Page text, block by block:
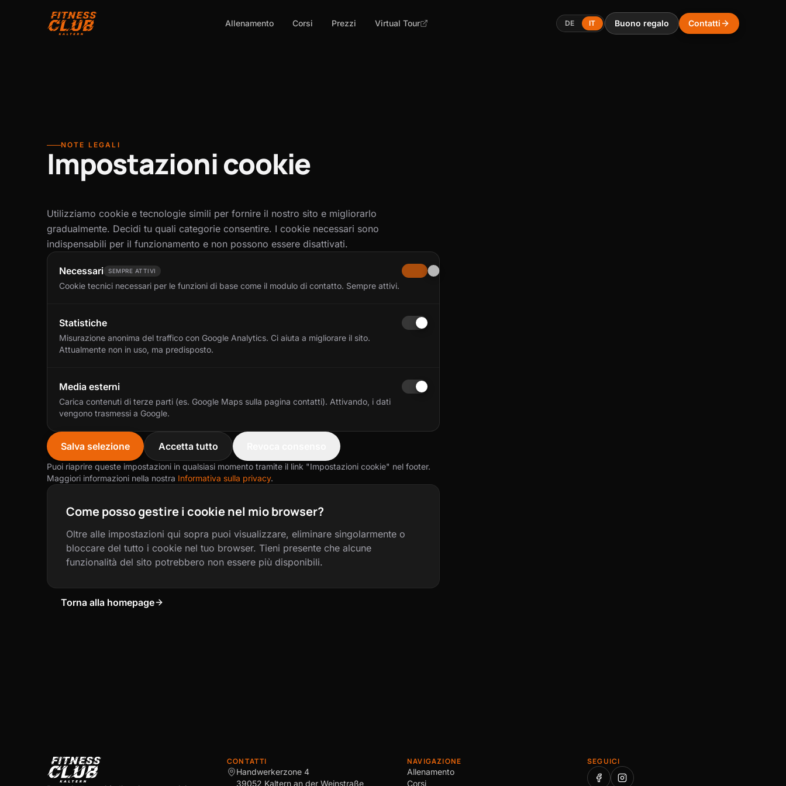
Allenamento Corsi Prezzi Virtual Tour DE IT Buono regalo Contatti
NOTE LEGALI
Impostazioni cookie
Utilizziamo cookie e tecnologie simili per fornire il nostro sito e migliorarlo
gradualmente. Decidi tu quali categorie consentire. I cookie necessari sono
indispensabili per il funzionamento e non possono essere disattivati.
Necessari SEMPRE ATTIVI
Cookie tecnici necessari per le funzioni di base come il modulo di contatto. Sempre attivi.
Statistiche
Misurazione anonima del traffico con Google Analytics. Ci aiuta a migliorare il sito.
Attualmente non in uso, ma predisposto.
Media esterni
Carica contenuti di terze parti (es. Google Maps sulla pagina contatti). Attivando, i dati
vengono trasmessi a Google.
Salva selezione Accetta tutto
Puoi riaprire queste impostazioni in qualsiasi momento tramite il link "Impostazioni cookie" nel footer.
Maggiori informazioni nella nostra Informativa sulla privacy.
Come posso gestire i cookie nel mio browser?
Oltre alle impostazioni qui sopra puoi visualizzare, eliminare singolarmente o
bloccare del tutto i cookie nel tuo browser. Tieni presente che alcune
funzionalità del sito potrebbero non essere più disponibili.
Torna alla homepage
CONTATTI
Handwerkerzone 4
39052 Kaltern an der Weinstraße
NAVIGAZIONE
Allenamento
Corsi
SEGUICI